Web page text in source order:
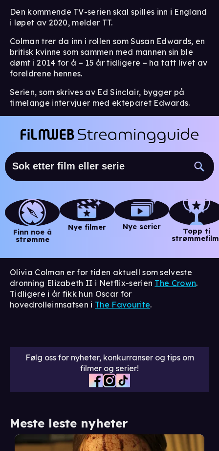
Den kommende TV-serien skal spilles inn i England
i løpet av 2020, melder TT.
Colman trer da inn i rollen som Susan Edwards, en
britisk kvinne som sammen med mannen sin ble
dømt i 2014 for å – 15 år tidligere – ha tatt livet av
foreldrene hennes.
Serien, som skrives av Ed Sinclair, bygger på
timelange intervjuer med ekteparet Edwards.
Finn noe å
strømme
Nye filmer Nye serier
Topp ti
Olivia Colman er for tiden aktuell som selveste
dronning Elizabeth II i Netflix-serien The Crown.
Tidligere i år fikk hun Oscar for
hovedrolleinnsatsen i The Favourite.
Følg oss for nyheter, konkurranser og tips om
filmer og serier!
Meste leste nyheter